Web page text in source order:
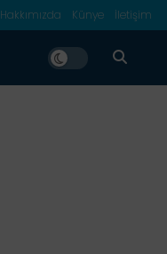
Hakkımızda Künye İletişim